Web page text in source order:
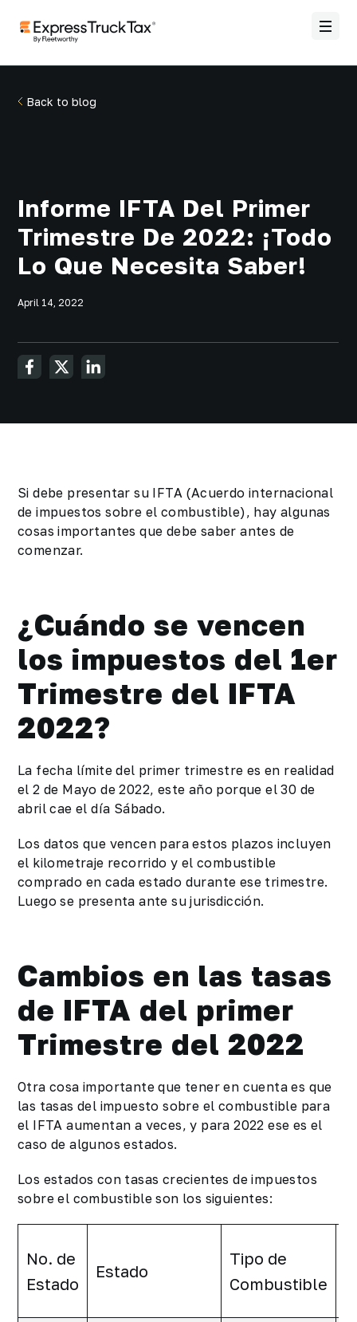
Back to blog
Informe IFTA Del Primer
Trimestre De 2022: ¡Todo
Lo Que Necesita Saber!
April 14, 2022
Si debe presentar su IFTA (Acuerdo internacional
de impuestos sobre el combustible), hay algunas
cosas importantes que debe saber antes de
comenzar.
¿Cuándo se vencen
los impuestos del 1er
Trimestre del IFTA
2022?
La fecha límite del primer trimestre es en realidad
el 2 de Mayo de 2022, este año porque el 30 de
abril cae el día Sábado.
Los datos que vencen para estos plazos incluyen
el kilometraje recorrido y el combustible
comprado en cada estado durante ese trimestre.
Luego se presenta ante su jurisdicción.
Cambios en las tasas
de IFTA del primer
Trimestre del 2022
Otra cosa importante que tener en cuenta es que
las tasas del impuesto sobre el combustible para
el IFTA aumentan a veces, y para 2022 ese es el
caso de algunos estados.
Los estados con tasas crecientes de impuestos
sobre el combustible son los siguientes:
No. de
Estado
Estado
Tipo de
Combustible